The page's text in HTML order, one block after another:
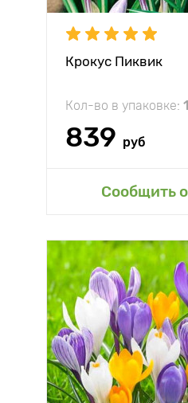
Крокус Пиквик
Кол-во в упаковке:
839 руб
Сообщить